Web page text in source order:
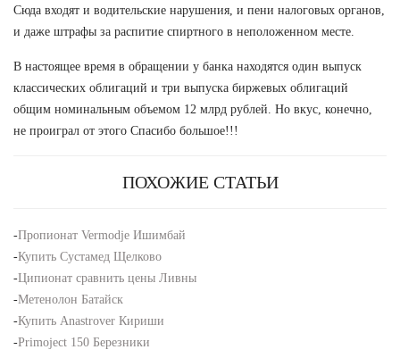
Сюда входят и водительские нарушения, и пени налоговых органов,
и даже штрафы за распитие спиртного в неположенном месте.
В настоящее время в обращении у банка находятся один выпуск
классических облигаций и три выпуска биржевых облигаций
общим номинальным объемом 12 млрд рублей. Но вкус, конечно,
не проиграл от этого Спасибо большое!!!
ПОХОЖИЕ СТАТЬИ
-Пропионат Vermodje Ишимбай
-Купить Сустамед Щелково
-Ципионат сравнить цены Ливны
-Метенолон Батайск
-Купить Anastrover Кириши
-Primoject 150 Березники